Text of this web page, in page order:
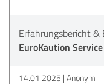
Erfahrungsbericht &
EuroKaution
14.01.2025 Anonym